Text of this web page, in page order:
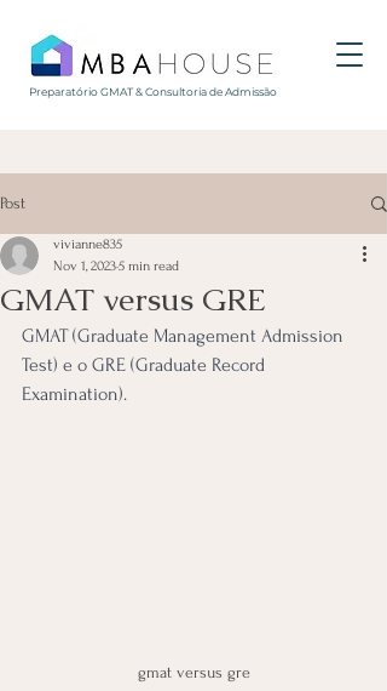
Preparatório GMAT & Consultoria de Admissão
Post
GMAT versus GRE
vivianne835
Nov 1, 20235 min read
GMAT (Graduate Management Admission
Test) e o GRE (Graduate Record
Examination).
gmat versus gre